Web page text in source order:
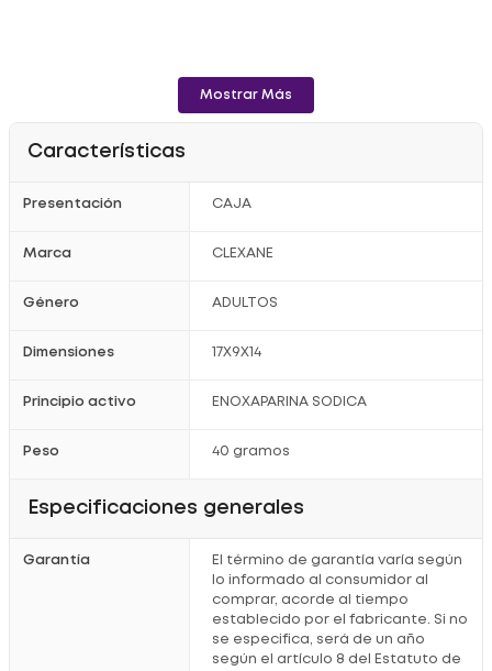
Mostrar Más
Características
Presentación CAJA
Marca CLEXANE
Género ADULTOS
Dimensiones 17X9X14
Principio activo ENOXAPARINA SODICA
Peso 40 gramos
Especificaciones generales
Garantía
El término de garantía varía según
lo informado al consumidor al
comprar, acorde al tiempo
establecido por el fabricante. Si no
se especifica, será de un año
según el artículo 8 del Estatuto de